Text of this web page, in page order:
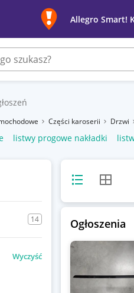
Allegro Smart!
Części karoserii Drzwi
listwy progowe nakładki
14
Wyczyść
Widok listy
Widok
Ogłoszenia